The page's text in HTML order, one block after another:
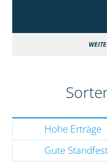
Hohe Erträge
Gute